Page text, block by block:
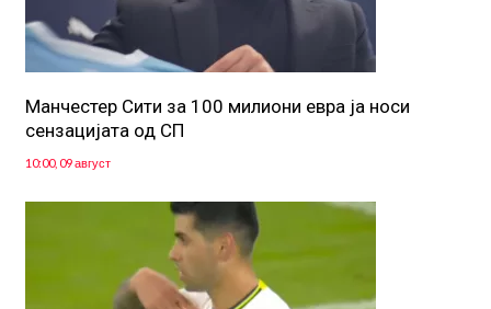
Манчестер Сити за 100 милиони евра ја носи
сензацијата од СП
10:00, 09 август